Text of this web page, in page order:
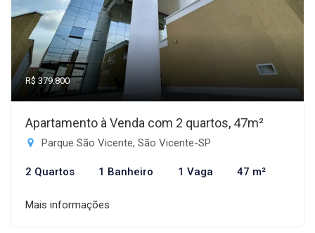
R$ 379.800
Apartamento à Venda com 2 quartos, 47m²
Parque São Vicente, São Vicente-SP
2 Quartos 1 Banheiro 1 Vaga 47 m²
Mais informações